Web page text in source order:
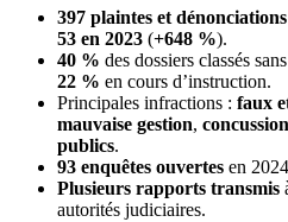
397 plaintes et dénonciations
53 en 2023 (+648 %).
40 % des dossiers classés
22 % en cours d’instruction.
Principales infractions : faux
mauvaise gestion, concussion
publics.
93 enquêtes ouvertes en
Plusieurs rapports transmis
autorités judiciaires.